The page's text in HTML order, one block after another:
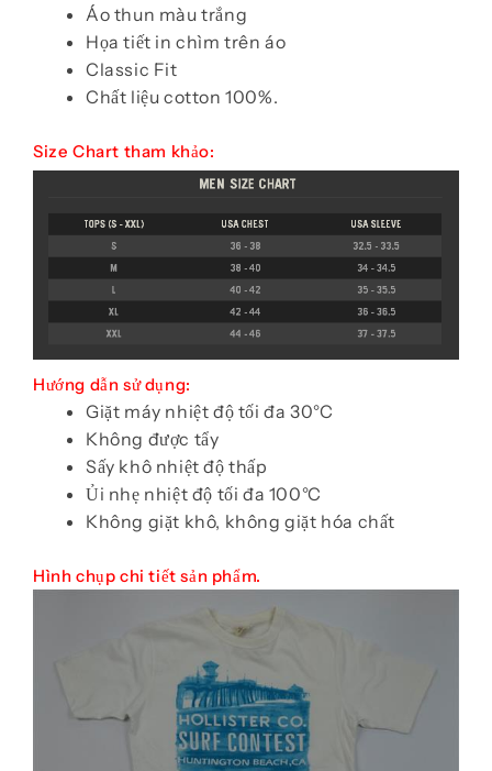
Áo thun màu trắng
Họa tiết in chìm trên áo
Classic Fit
Chất liệu cotton 100%.
Size Chart tham khảo:
Hướng dẫn sử dụng:
Giặt máy nhiệt độ tối đa 30°C
Không được tẩy
Sấy khô nhiệt độ thấp
Ủi nhẹ nhiệt độ tối đa 100°C
Không giặt khô, không giặt hóa chất
Hình chụp chi tiết sản phẩm.